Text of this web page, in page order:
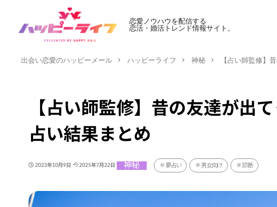
恋愛ノウハウを配信する
恋活・婚活トレンド情報サイト。
出会い恋愛のハッピーメール ハッピーライフ 神秘 【占い師監修】
【占い師監修】昔の友達が出
占い結果まとめ
2023年10月9日 2025年7月22日 神秘 夢占い 男女向け 診断